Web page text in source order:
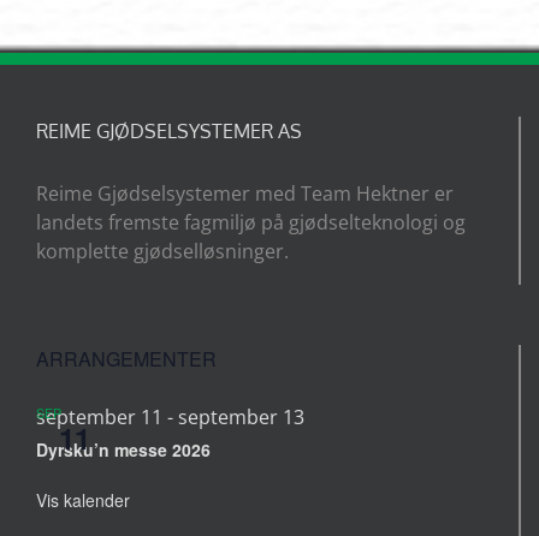
REIME GJØDSELSYSTEMER AS
Reime Gjødselsystemer med Team Hektner er
landets fremste fagmiljø på gjødselteknologi og
komplette gjødselløsninger.
ARRANGEMENTER
SEP
11
september 11 - september 13
Dyrsku’n messe 2026
Vis kalender